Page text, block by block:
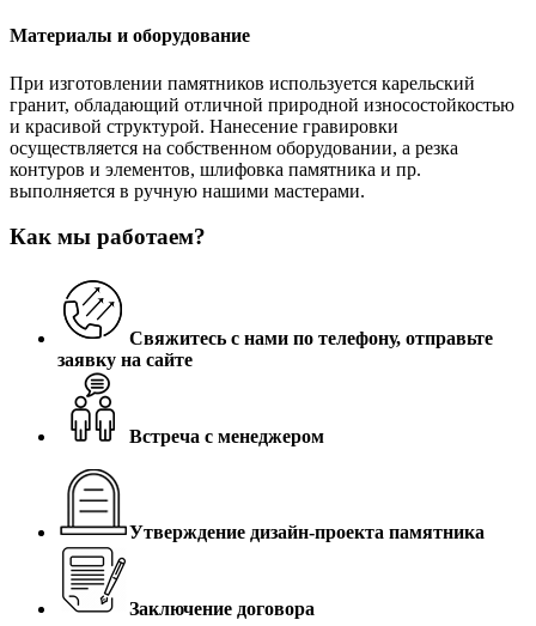
Материалы и оборудование
При изготовлении памятников используется карельский
гранит, обладающий отличной природной износостойкостью
и красивой структурой. Нанесение гравировки
осуществляется на собственном оборудовании, а резка
контуров и элементов, шлифовка памятника и пр.
выполняется в ручную нашими мастерами.
Как мы работаем?
Свяжитесь с нами по телефону, отправьте
заявку на сайте
Встреча с менеджером
Утверждение дизайн-проекта памятника
Заключение договора